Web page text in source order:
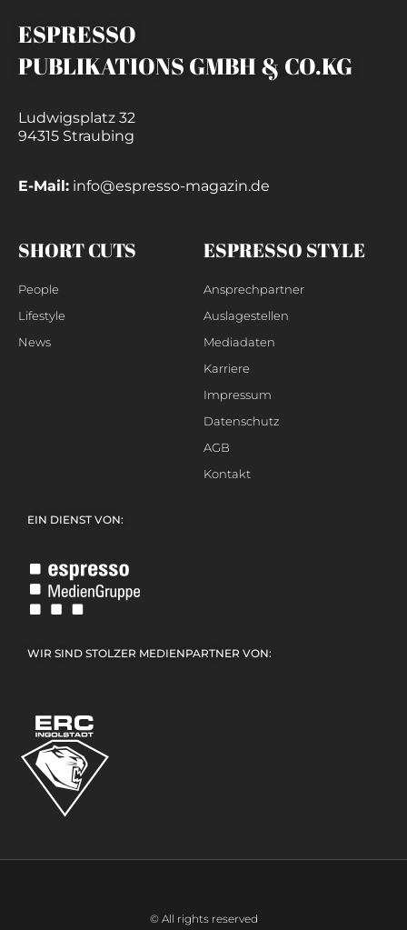
ESPRESSO
PUBLIKATIONS GMBH & CO.KG
Ludwigsplatz 32
94315 Straubing
E-Mail: info@espresso-magazin.de
SHORT CUTS
People
Lifestyle
News
ESPRESSO STYLE
Ansprechpartner
Auslagestellen
Mediadaten
Karriere
Impressum
Datenschutz
AGB
Kontakt
EIN DIENST VON:
WIR SIND STOLZER MEDIENPARTNER VON:
© All rights reserved